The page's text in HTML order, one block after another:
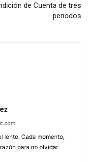
de Cuenta de tres
periodos
lente. Cada momento,
para no olvidar